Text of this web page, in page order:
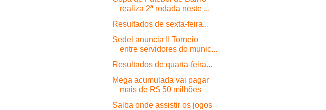
realiza 2ª rodada neste ...
Resultados de sexta-feira...
Sedel anuncia II Torneio
entre servidores do munic...
Resultados de quarta-feira...
Mega acumulada vai pagar
mais de R$ 50 milhões
Saiba onde assistir os jogos